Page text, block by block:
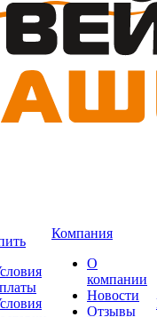
Компания
О
компании
Новости
Отзывы